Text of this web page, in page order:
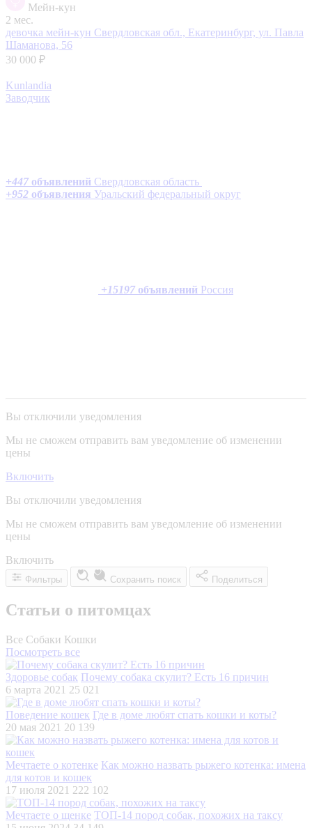
Мейн-кун
2 мес.
девочка мейн-кун Свердловская обл., Екатеринбург, ул. Павла
Шаманова, 56
30 000 ₽
Kunlandia
Заводчик
+447 объявлений Свердловская область
+952 объявления Уральский федеральный округ
+15197 объявлений Россия
Вы отключили уведомления
Мы не сможем отправить вам уведомление об изменении
цены
Включить
Вы отключили уведомления
Мы не сможем отправить вам уведомление об изменении
цены
Включить
Фильтры Сохранить поиск Поделиться
Статьи о питомцах
Все Собаки Кошки
Посмотреть все
Здоровье собак Почему собака скулит? Есть 16 причин
6 марта 2021 25 021
Поведение кошек Где в доме любят спать кошки и коты?
20 мая 2021 20 139
Мечтаете о котенке Как можно назвать рыжего котенка: имена
для котов и кошек
17 июля 2021 222 102
Мечтаете о щенке ТОП-14 пород собак, похожих на таксу